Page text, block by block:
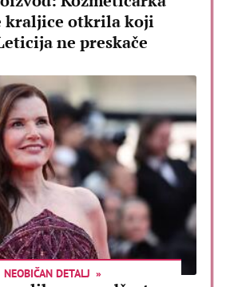
kraljice otkrila koji
ne preskače
NEOBIČAN DETALJ